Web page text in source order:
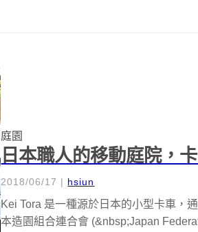
庭園
日本職人的移動庭院，
2018/06/17 | hsiun
Kei Tora 是一種源於日本的小型卡車，
本造園組合連合會 (&nbsp;Japan